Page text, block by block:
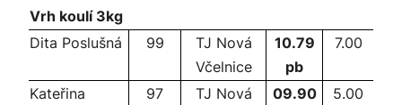
Vrh koulí 3kg
Dita Poslušná
99
TJ Nová
Včelnice
10.79
pb
7.00
Kateřina
97
TJ Nová
09.90
5.00